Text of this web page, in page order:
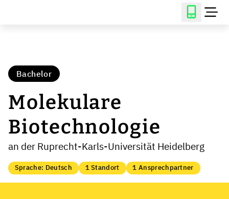
Bachelor
Molekulare
Biotechnologie
an der Ruprecht-Karls-Universität Heidelberg
Sprache: Deutsch 1 Standort 1 Ansprechpartner